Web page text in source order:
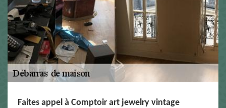
Faites appel à Comptoir art jewelry vintage